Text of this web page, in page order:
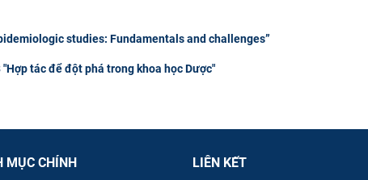
studies: Fundamentals and challenges”
"Hợp tác để đột phá trong khoa học Dược"
MỤC CHÍNH LIÊN KẾT